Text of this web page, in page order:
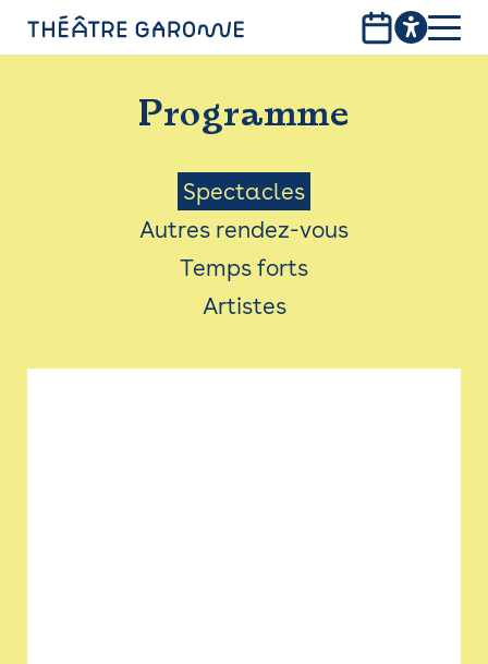
PROGRAMME
INFOS PRATIQUES
AVEC LES PUBLICS
ACCESSIBILITÉ
LES PRODUCTIONS
Programme
Menu
Saison
Spectacles
Autres rendez-vous
Temps forts
Artistes